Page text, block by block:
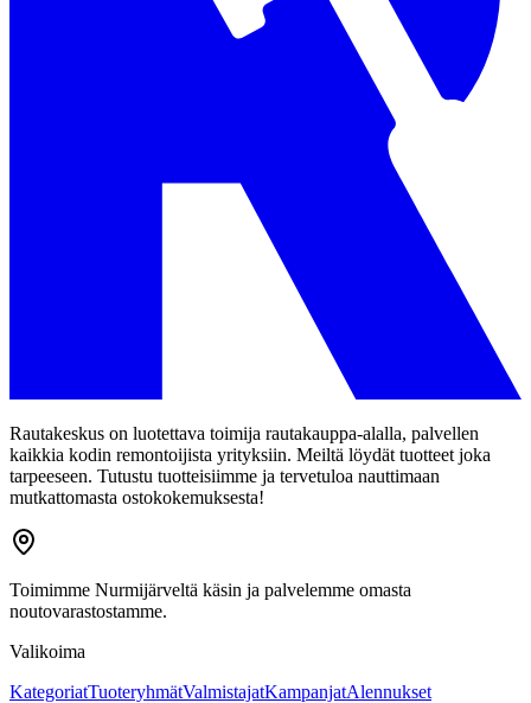
Rautakeskus on luotettava toimija rautakauppa-alalla, palvellen
kaikkia kodin remontoijista yrityksiin. Meiltä löydät tuotteet joka
tarpeeseen. Tutustu tuotteisiimme ja tervetuloa nauttimaan
mutkattomasta ostokokemuksesta!
Toimimme Nurmijärveltä käsin ja palvelemme omasta
noutovarastostamme.
Valikoima
KategoriatTuoteryhmätValmistajatKampanjatAlennukset